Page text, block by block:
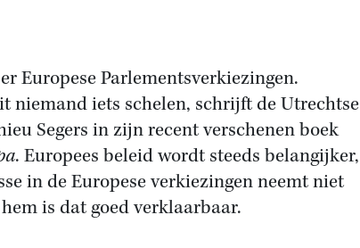
Europese Parlementsverkiezingen.
niemand iets schelen, schrijft de Utrechtse
Segers in zijn recent verschenen boek
. Europees beleid wordt steeds belangijker,
in de Europese verkiezingen neemt niet
is dat goed verklaarbaar.